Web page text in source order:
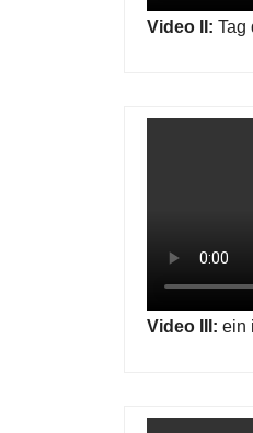
Video II: Tag
Video III: ein